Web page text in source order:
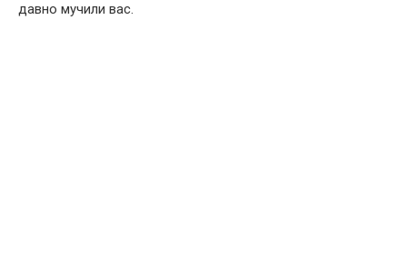
давно мучили вас.